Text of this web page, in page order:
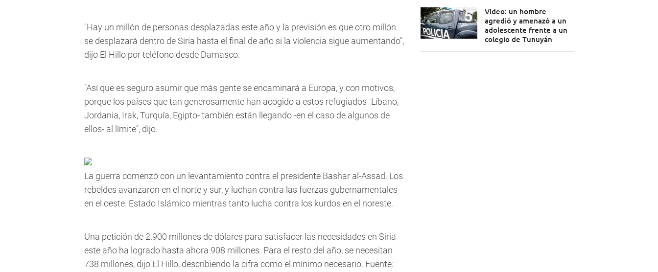
"Hay un millón de personas desplazadas este año y la previsión es que otro millón
se desplazará dentro de Siria hasta el final de año si la violencia sigue aumentando",
dijo El Hillo por teléfono desde Damasco.
"Así que es seguro asumir que más gente se encaminará a Europa, y con motivos,
porque los países que tan generosamente han acogido a estos refugiados -Líbano,
Jordania, Irak, Turquía, Egipto- también están llegando -en el caso de algunos de
ellos- al límite", dijo.
La guerra comenzó con un levantamiento contra el presidente Bashar al-Assad. Los
rebeldes avanzaron en el norte y sur, y luchan contra las fuerzas gubernamentales
en el oeste. Estado Islámico mientras tanto lucha contra los kurdos en el noreste.
Una petición de 2.900 millones de dólares para satisfacer las necesidades en Siria
este año ha logrado hasta ahora 908 millones. Para el resto del año, se necesitan
738 millones, dijo El Hillo, describiendo la cifra como el mínimo necesario. Fuente:
Video: un hombre
agredió y amenazó a un
adolescente frente a un
colegio de Tunuyán